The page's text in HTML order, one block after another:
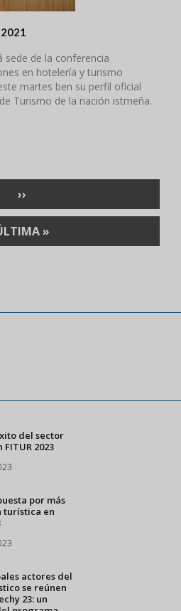
sede de la conferencia
en hotelería y turismo
martes ben su perfil oficial
Turismo de la nación istmeña.
SIGUIENTE
PÁGINA
››
»
del sector
2023
por más
turística en
actores del
se reúnen
23: un